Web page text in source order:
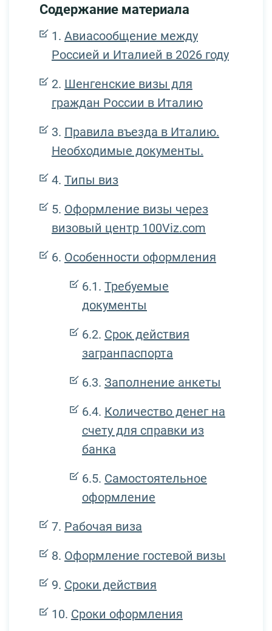
Содержание материала
Авиасообщение между
Россией и Италией в 2026 году
Шенгенские визы для
граждан России в Италию
Правила въезда в Италию.
Необходимые документы.
Типы виз
Оформление визы через
визовый центр 100Viz.com
Особенности оформления
Требуемые
документы
Срок действия
загранпаспорта
Заполнение анкеты
Количество денег на
счету для справки из
банка
Самостоятельное
оформление
Рабочая виза
Оформление гостевой визы
Сроки действия
Сроки оформления